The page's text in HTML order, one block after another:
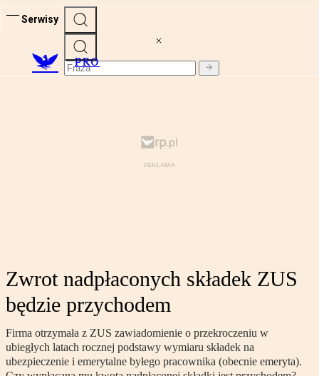
Serwisy
PRO
Zwrot nadpłaconych składek ZUS
będzie przychodem
Firma otrzymała z ZUS zawiadomienie o przekroczeniu w
ubiegłych latach rocznej podstawy wymiaru składek na
ubezpieczenie i emerytalne byłego pracownika (obecnie emeryta).